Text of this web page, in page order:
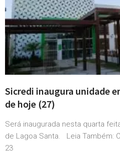
Sicredi inaugura unidade
de hoje (27)
Será inaugurada nesta quarta
de Lagoa Santa. Leia Também:
23